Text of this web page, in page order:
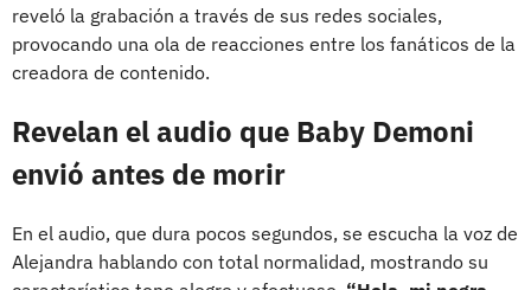
reveló la grabación a través de sus redes sociales,
provocando una ola de reacciones entre los fanáticos de la
creadora de contenido.
Revelan el audio que Baby Demoni
envió antes de morir
En el audio, que dura pocos segundos, se escucha la voz de
Alejandra hablando con total normalidad, mostrando su